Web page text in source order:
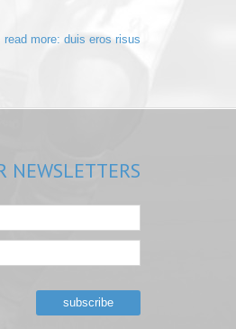
read more: duis eros risus
NEWSLETTERS